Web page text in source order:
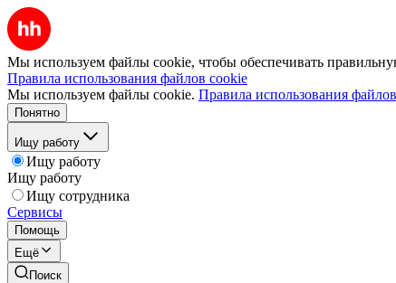
Мы используем файлы cookie, чтобы обеспечивать
Правила использования файлов cookie
Мы используем файлы cookie. Правила использования
Понятно
Ищу работу
Ищу работу
Ищу работу
Ищу сотрудника
Сервисы
Помощь
Ещё
Поиск